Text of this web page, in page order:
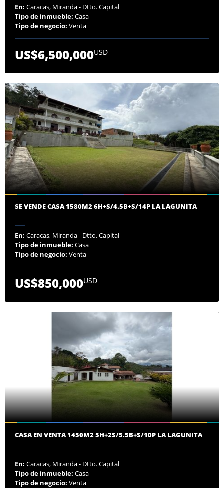
En: Caracas, Miranda - Dtto. Capital
Tipo de inmueble: Casa
Tipo de negocio: Venta
US$6,500,000USD
SE VENDE CASA 1580M2 6H+S/4.5B+S/14P LA LAGUNITA
En: Caracas, Miranda - Dtto. Capital
Tipo de inmueble: Casa
Tipo de negocio: Venta
US$850,000USD
CASA EN VENTA 1450M2 5H+2S/5.5B+S/10P LA LAGUNITA
En: Caracas, Miranda - Dtto. Capital
Tipo de inmueble: Casa
Tipo de negocio: Venta